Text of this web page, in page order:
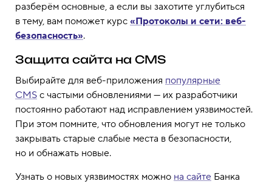
разберём основные, а если вы захотите углубиться
в тему, вам поможет курс «Протоколы и сети: веб-
безопасность».
Защита сайта на CMS
Выбирайте для веб-приложения популярные
CMS с частыми обновлениями — их разработчики
постоянно работают над исправлением уязвимостей.
При этом помните, что обновления могут не только
закрывать старые слабые места в безопасности,
но и обнажать новые.
Узнать о новых уязвимостях можно на сайте Банка